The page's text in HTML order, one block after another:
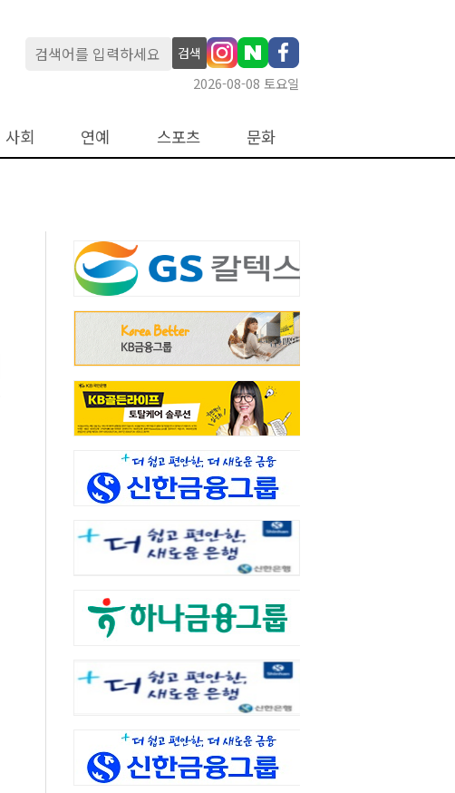
검색
2026-08-08 토요일
사회 연예 스포츠 문화